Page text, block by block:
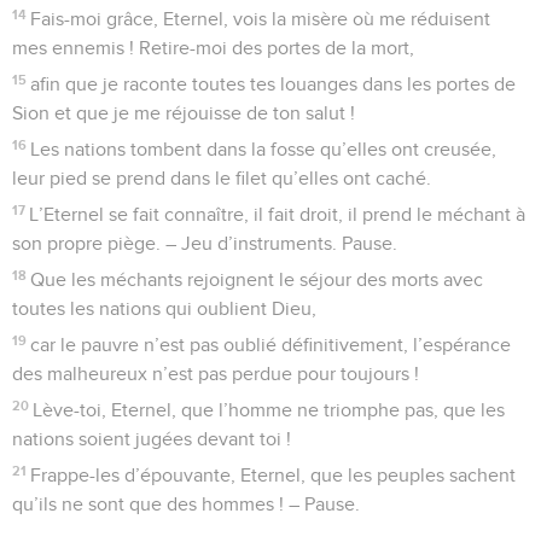
14 Fais-moi grâce, Eternel, vois la misère où me réduisent
mes ennemis ! Retire-moi des portes de la mort,
15 afin que je raconte toutes tes louanges dans les portes de
Sion et que je me réjouisse de ton salut !
16 Les nations tombent dans la fosse qu’elles ont creusée,
leur pied se prend dans le filet qu’elles ont caché.
17 L’Eternel se fait connaître, il fait droit, il prend le méchant à
son propre piège. – Jeu d’instruments. Pause.
18 Que les méchants rejoignent le séjour des morts avec
toutes les nations qui oublient Dieu,
19 car le pauvre n’est pas oublié définitivement, l’espérance
des malheureux n’est pas perdue pour toujours !
20 Lève-toi, Eternel, que l’homme ne triomphe pas, que les
nations soient jugées devant toi !
21 Frappe-les d’épouvante, Eternel, que les peuples sachent
qu’ils ne sont que des hommes ! – Pause.